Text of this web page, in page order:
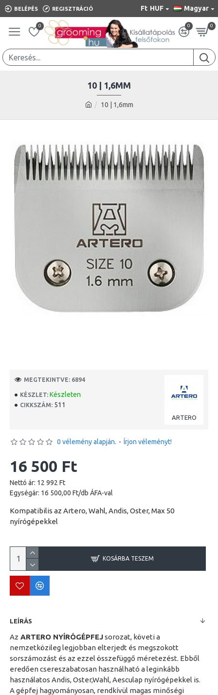
BELÉPÉS REGISZTRÁCIÓ Ft HUF Magyar
0 0 0
10 | 1,6mm
10 | 1,6MM
KÉSZLET: Készleten
CIKKSZÁM: 511
ARTERO
MEGTEKINTVE: 6894
0 vélemény alapján. - Írjon véleményt!
16 500 Ft
Nettó ár: 12 992 Ft
Egységár: 16 500,00 Ft/db ÁFA-val
Kompatibilis az Artero, Wahl, Andis, Oster, Max 50
nyírógépekkel
KOSÁRBA TESZEM
LEÍRÁS
Az ARTERO NYÍRÓGÉPFEJsorozat, követi a
nemzetközileg legjobban elterjedt és megszokott
sorszámozást és az ezzel összefüggő méretezést. Ebből
eredően csereszabatosan használható a leginkább
használatos Andis, Oster,Wahl, Aesculap nyírógépekkel is.
A gépfej hagyományosan, rendkívül magas minőségi